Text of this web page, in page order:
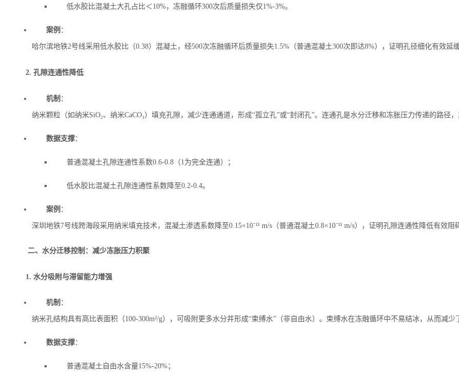
低水胶比混凝土大孔占比＜10%，冻融循环300次后质量损失仅1%-3%。
案例 ‌：
哈尔滨地铁2号线采用低水胶比（0.38）混凝土，经500次冻融循环后质量损失1.5%（普通混凝土300次即达8%），证明孔径细化有效延
2. 孔隙连通性降低
机制 ‌：
纳米颗粒（如纳米SiO₂、纳米CaCO₃）填充孔隙，减少连通通道，形成“孤立孔”或“封闭孔”。连通孔是水分迁移和冻胀压力传递的路径
数据支撑‌：
普通混凝土孔隙连通性系数0.6-0.8（1为完全连通）；
低水胶比混凝土孔隙连通性系数降至0.2-0.4。
案例 ‌：
深圳地铁7号线跨海段采用纳米填充技术，混凝土渗透系数降至0.15×10⁻¹¹ m/s（普通混凝土0.8×10⁻¹¹ m/s），证明孔隙连通性降低有效阻
二、水分迁移控制：减少冻胀压力积聚
1. 水分吸附与滞留能力增强
机制 ‌：
纳米孔结构具有高比表面积（100-300m²/g），可吸附更多水分并形成“束缚水”（非自由水）。束缚水在冻融循环中不易结冰，从而减少
数据支撑‌：
普通混凝土自由水含量15%-20%；